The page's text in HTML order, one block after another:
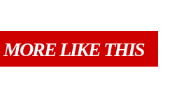
MORE LIKE THIS